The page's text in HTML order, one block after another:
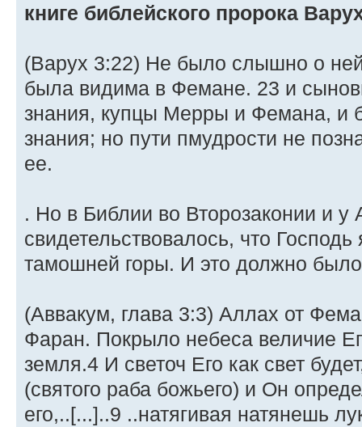
книге библейского пророка
(Варух 3:22) Не было слышно о
была видима в Фемане. 23 и
знания, купцы Мерры и Фемана, и
знания; но пути пмудрости не
ее.
. Но в Библии во Второзаконии и у
свидетельствовалось, что
тамошней горы. И это должно было
(Аввакум, глава 3:3) Аллах от
Фаран. Покрыло небеса величие
земля.4 И светоч Его как свет
(святого раба божьего) и Он
его,..[...]..9 ..натягивая натянешь